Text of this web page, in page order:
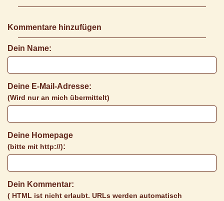
Kommentare hinzufügen
Dein Name:
Deine E-Mail-Adresse:
(Wird nur an mich übermittelt)
Deine Homepage
(bitte mit http://):
Dein Kommentar:
( HTML ist nicht erlaubt. URLs werden automatisch